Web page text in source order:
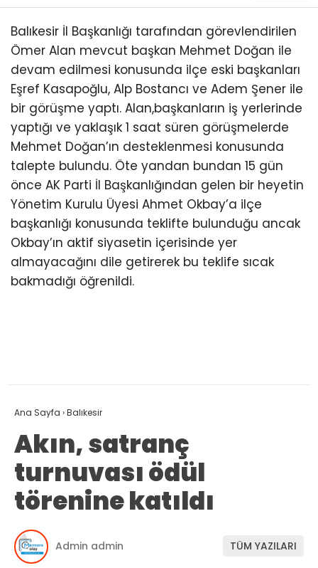
Balıkesir İl Başkanlığı tarafından görevlendirilen
Ömer Alan mevcut başkan Mehmet Doğan ile
devam edilmesi konusunda ilçe eski başkanları
Eşref Kasapoğlu, Alp Bostancı ve Adem Şener ile
bir görüşme yaptı. Alan,başkanların iş yerlerinde
yaptığı ve yaklaşık 1 saat süren görüşmelerde
Mehmet Doğan’ın desteklenmesi konusunda
talepte bulundu. Öte yandan bundan 15 gün
önce AK Parti İl Başkanlığından gelen bir heyetin
Yönetim Kurulu Üyesi Ahmet Okbay’a ilçe
başkanlığı konusunda teklifte bulunduğu ancak
Okbay’ın aktif siyasetin içerisinde yer
almayacağını dile getirerek bu teklife sıcak
bakmadığı öğrenildi.
Ana Sayfa ›Balıkesir
Akın, satranç
turnuvası ödül
törenine katıldı
Admin admin TÜM YAZILARI